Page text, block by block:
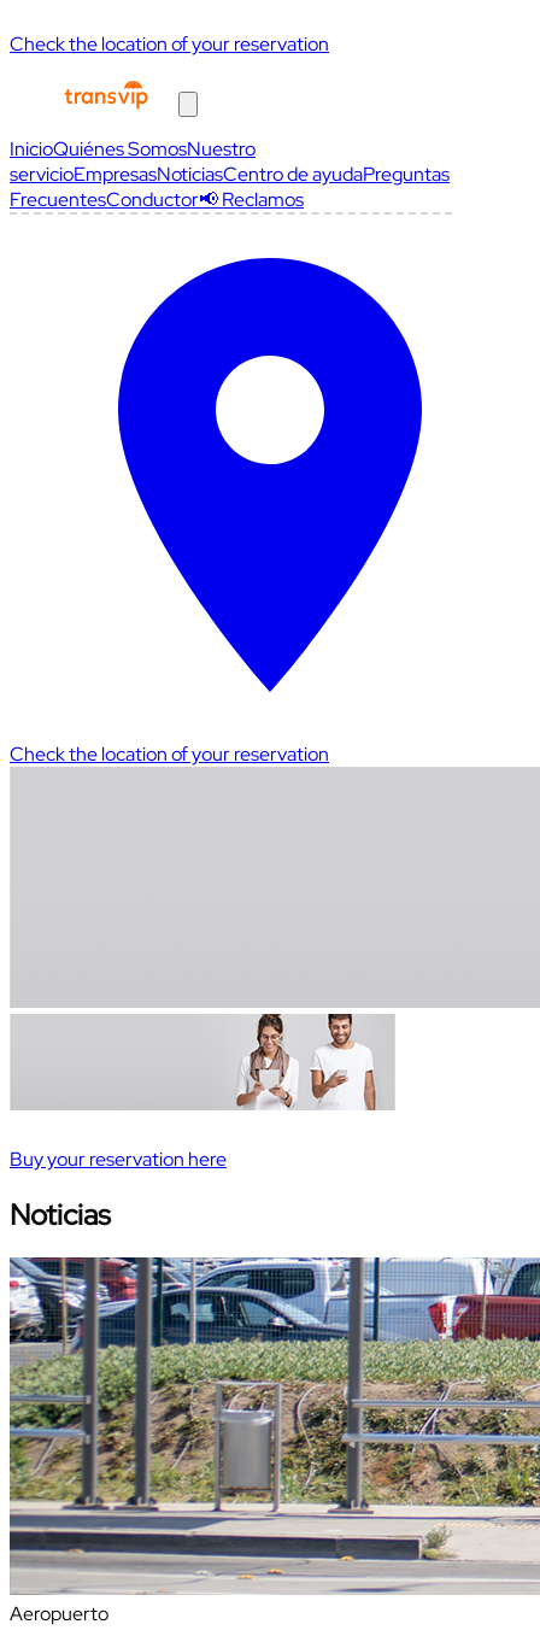
Check the location of your reservation
InicioQuiénes SomosNuestro
servicioEmpresasNoticiasCentro de ayudaPreguntas
FrecuentesConductor📢 Reclamos
Check the location of your reservation
Buy your reservation here
Noticias
Aeropuerto